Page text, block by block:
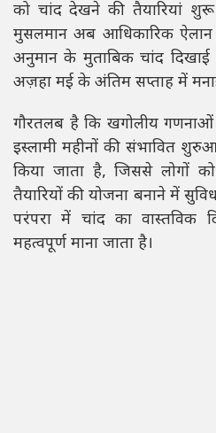
को चांद देखने की तैयारियां
मुसलमान अब आधिकारिक
अनुमान के मुताबिक चांद दिखाई
अज़हा मई के अंतिम सप्ताह में
गौरतलब है कि खगोलीय
इस्लामी महीनों की संभावित
किया जाता है, जिससे लोगों को
तैयारियों की योजना बनाने में
परंपरा में चांद का वास्तविक
महत्वपूर्ण माना जाता है।